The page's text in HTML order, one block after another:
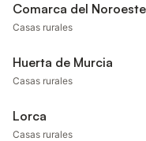
Comarca del
Casas rurales
Huerta de Murcia
Casas rurales
Lorca
Casas rurales